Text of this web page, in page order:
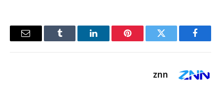
فيسبوك تويتر بينتيريستلينكدإن Tumblr
البريد
znn